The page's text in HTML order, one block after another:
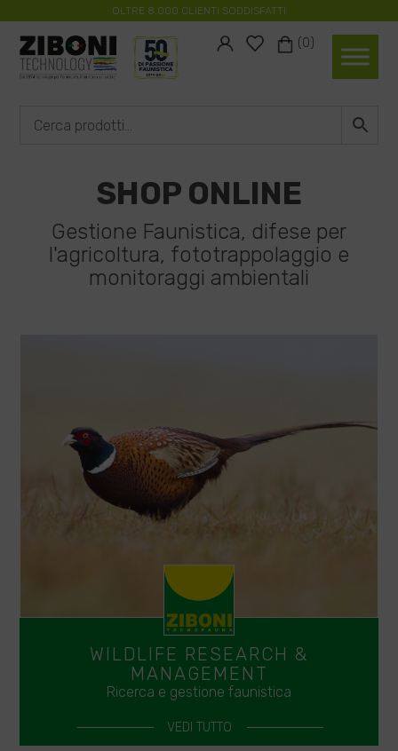
OLTRE 8.000 CLIENTI SODDISFATTI
# # (0)
SHOP ONLINE
Gestione Faunistica, difese per
l'agricoltura, fototrappolaggio e
monitoraggi ambientali
WILDLIFE RESEARCH &
MANAGEMENT
Ricerca e gestione faunistica
VEDI TUTTO